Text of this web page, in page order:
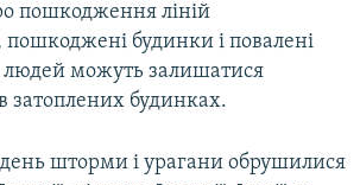
пошкодження ліній
пошкоджені будинки і повалені
людей можуть залишатися
затоплених будинках.
шторми і урагани обрушилися